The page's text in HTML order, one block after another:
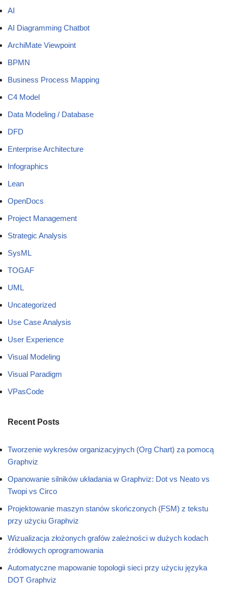
AI
AI Diagramming Chatbot
ArchiMate Viewpoint
BPMN
Business Process Mapping
C4 Model
Data Modeling / Database
DFD
Enterprise Architecture
Infographics
Lean
OpenDocs
Project Management
Strategic Analysis
SysML
TOGAF
UML
Uncategorized
Use Case Analysis
User Experience
Visual Modeling
Visual Paradigm
VPasCode
Recent Posts
Tworzenie wykresów organizacyjnych (Org Chart) za pomocą
Graphviz
Opanowanie silników układania w Graphviz: Dot vs Neato vs
Twopi vs Circo
Projektowanie maszyn stanów skończonych (FSM) z tekstu
przy użyciu Graphviz
Wizualizacja złożonych grafów zależności w dużych kodach
źródłowych oprogramowania
Automatyczne mapowanie topologii sieci przy użyciu języka
DOT Graphviz